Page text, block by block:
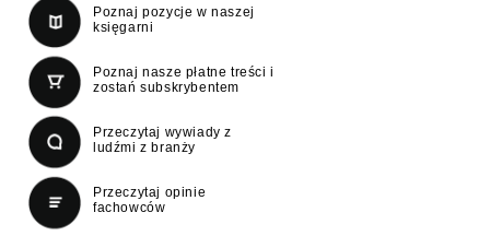
Poznaj pozycje w naszej
księgarni
Poznaj nasze płatne treści i
zostań subskrybentem
Przeczytaj wywiady z
ludźmi z branży
Przeczytaj opinie
fachowców